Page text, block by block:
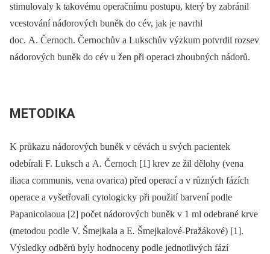
stimulovaly k takovému operačnímu postupu, který by zabránil
vcestování nádorových buněk do cév, jak je navrhl
doc. A. Černoch. Černochův a Lukschův výzkum potvrdil rozsev
nádorových buněk do cév u žen při operaci zhoubných nádorů.
METODIKA
K průkazu nádorových buněk v cévách u svých pacientek
odebírali F. Luksch a A. Černoch [1] krev ze žil dělohy (vena
iliaca communis, vena ovarica) před operací a v různých fázích
operace a vyšetřovali cytologicky při použití barvení podle
Papanicolaoua [2] počet nádorových buněk v 1 ml odebrané krve
(metodou podle V. Šmejkala a E. Šmejkalové-Pražákové) [1].
Výsledky odběrů byly hodnoceny podle jednotlivých fází